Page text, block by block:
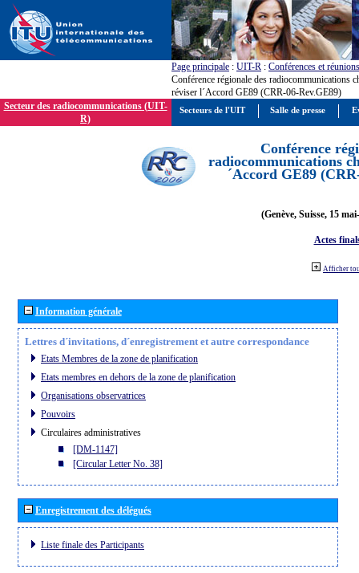
Page principale : UIT-R : Conférences et réunions
Conférence régionale des radiocommunications
réviser l´Accord GE89 (CRR-06-Rev.GE89)
Secteur des radiocommunications (UIT-
R)
Conférence
radiocommunications
´Accord GE89
(Genève, Suisse, 15
Actes
Afficher
Information générale
Lettres d´invitations, d´enregistrement et autre correspondance
Etats Membres de la zone de planification
Etats membres en dehors de la zone de planification
Organisations observatrices
Pouvoirs
Circulaires administratives
[DM-1147]
[Circular Letter No. 38]
Enregistrement des délégués
Liste finale des Participants
Secteurs de l'UIT Salle de presse